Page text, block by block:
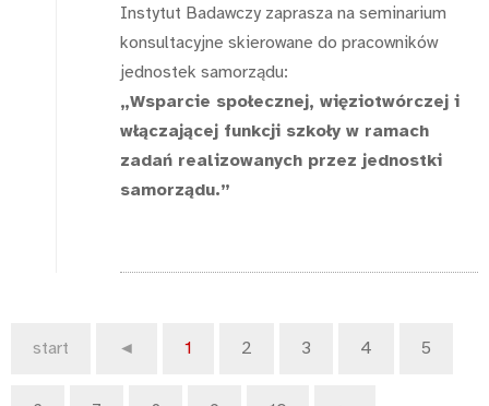
Instytut Badawczy zaprasza na seminarium
konsultacyjne skierowane do pracowników
jednostek samorządu:
„Wsparcie społecznej, więziotwórczej i
włączającej funkcji szkoły w ramach
zadań realizowanych przez jednostki
samorządu.”
start ◄ 1 2 3 4 5